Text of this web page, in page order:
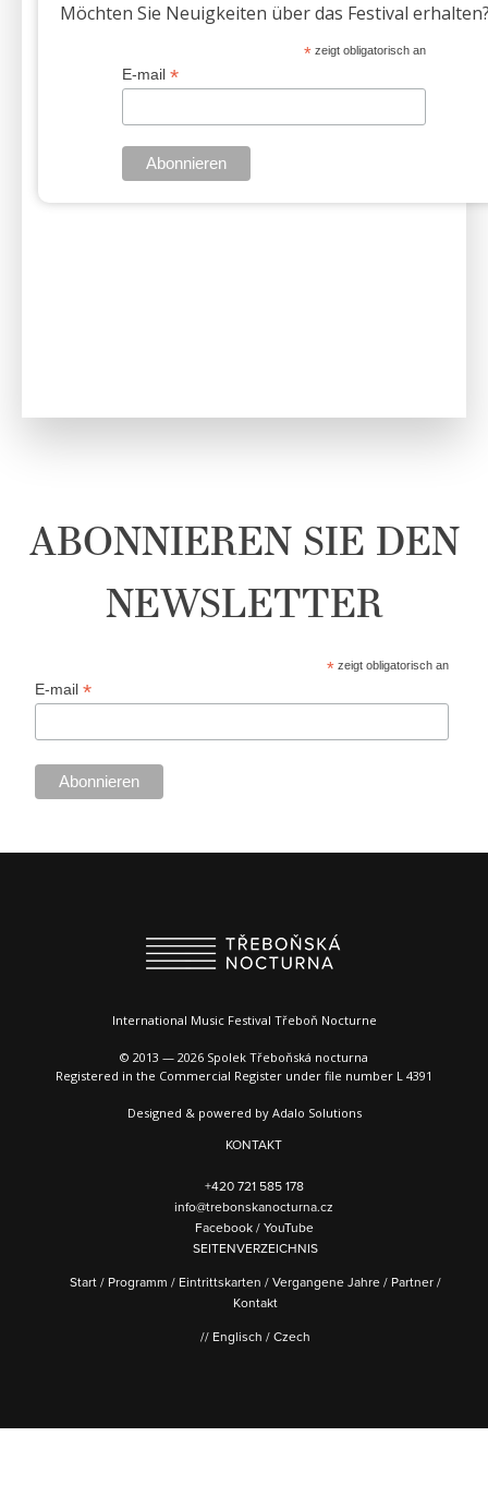
Möchten Sie Neuigkeiten über das Festival
*zeigt obligatorisch an
E-mail *
ABONNIEREN SIE DEN
NEWSLETTER
* zeigt obligatorisch an
E-mail*
International Music Festival Třeboň Nocturne
© 2013 — 2026 Spolek Třeboňská nocturna
Registered in the Commercial Register under file number L 4391
Designed & powered by Adalo Solutions
KONTAKT
+420 721 585 178
info@trebonskanocturna.cz
Facebook/YouTube
SEITENVERZEICHNIS
Start/ Programm / Eintrittskarten /Vergangene Jahre/ Partner/
Kontakt
// Englisch /Czech